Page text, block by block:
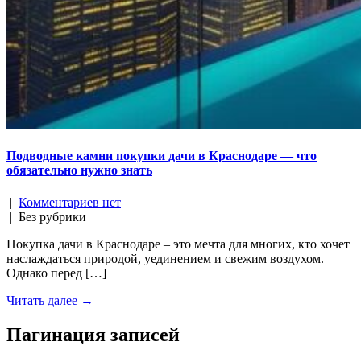
Подводные камни покупки дачи в Краснодаре — что
обязательно нужно знать
| Комментариев нет
| Без рубрики
Покупка дачи в Краснодаре – это мечта для многих, кто хочет
наслаждаться природой, уединением и свежим воздухом.
Однако перед […]
Читать далее →
Пагинация записей